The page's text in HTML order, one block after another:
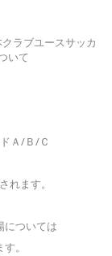
ラブユースサッカ
いて
Ａ/Ｂ/Ｃ
れます。
については
。